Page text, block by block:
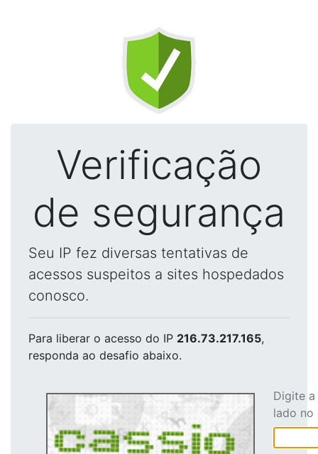
Verificação
de segurança
Seu IP fez diversas tentativas de
acessos suspeitos a sites hospedados
conosco.
Para liberar o acesso do IP 216.73.217.165,
responda ao desafio abaixo.
Digite
lado no